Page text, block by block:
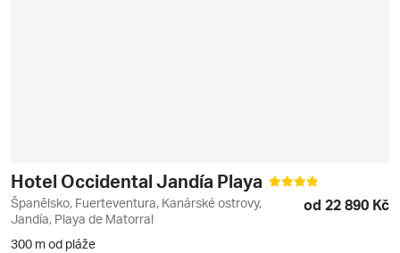
Hotel Occidental Jandía Playa
Španělsko, Fuerteventura, Kanárské ostrovy,
Jandía, Playa de Matorral
od 22 890 Kč
300 m od pláže